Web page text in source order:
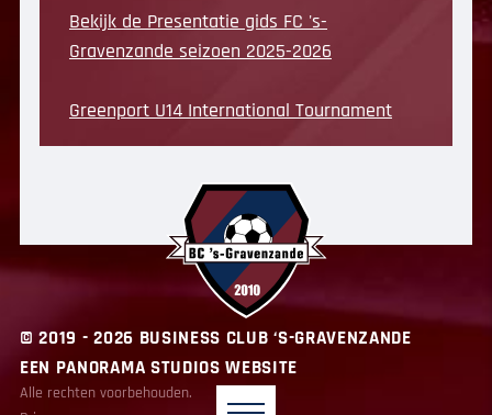
Bekijk de Presentatie gids FC 's-
Gravenzande seizoen 2025-2026
Greenport U14 International Tournament
BC ‘s-Gravenzande
© 2019 - 2026 BUSINESS CLUB ‘S-GRAVENZANDE
EEN PANORAMA STUDIOS WEBSITE
Alle rechten voorbehouden.